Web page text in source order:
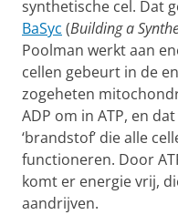
synthetische cel. Dat
BaSyc (Building a
Poolman werkt aan
cellen gebeurt in de
zogeheten
ADP om in ATP, en
‘brandstof’ die alle
functioneren. Door
komt er energie vrij,
aandrijven.